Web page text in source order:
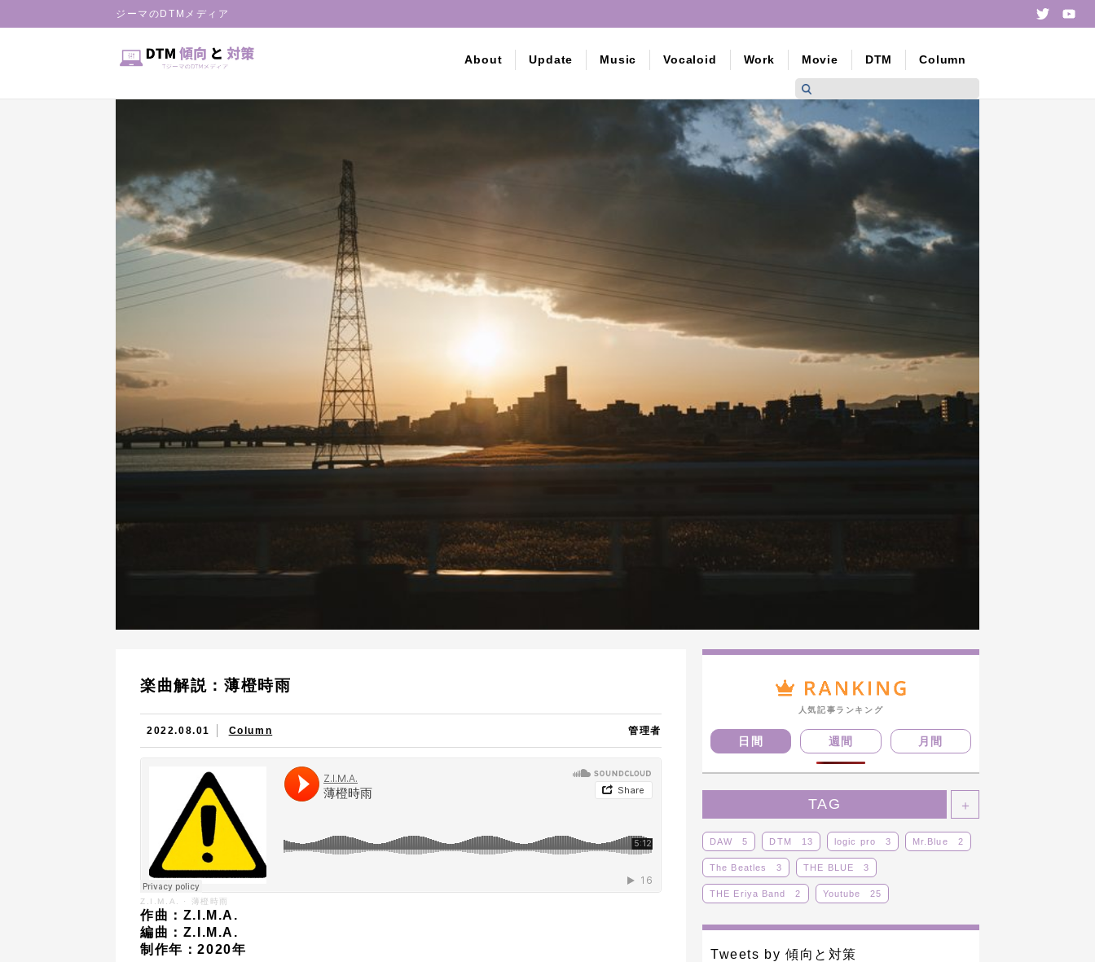
ジーマのDTMメディア
About Update Music Vocaloid Work Movie DTM Column
Column
楽曲解説：薄橙時雨
楽曲解説：薄橙時雨
2022.08.01 Column 管理者
Z.I.M.A. · 薄橙時雨
作曲：Z.I.M.A.
編曲：Z.I.M.A.
制作年：2020年
人気記事ランキング
日間 週間 月間
TAG ＋
DAW 5 DTM 13 logic pro 3 Mr.Blue 2
The Beatles 3 THE BLUE 3
THE Eriya Band 2 Youtube 25
ライブ
Tweets by 傾向と対策